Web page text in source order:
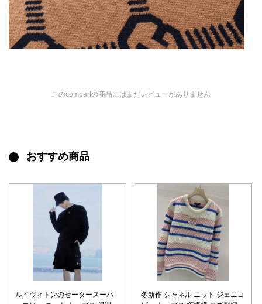
このcompartの商品にはまだレビューがありません
おすすめ商品
ルイヴィトンのセータースーパ
冬新作 シャネル ニット ジェニコ